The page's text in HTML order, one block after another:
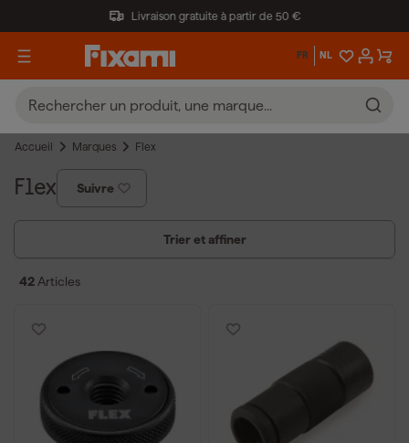
Livraison gratuite à partir de 50 €
FR NL
Accueil Marques Flex
Flex Suivre
Trier et affiner
42 Articles